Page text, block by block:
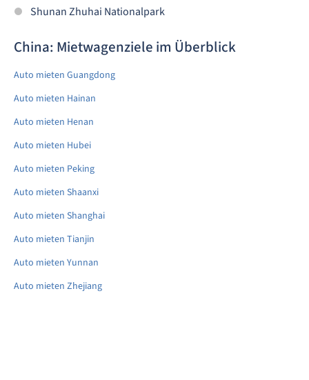
Shunan Zhuhai Nationalpark
China: Mietwagenziele im Überblick
Auto mieten Guangdong
Auto mieten Hainan
Auto mieten Henan
Auto mieten Hubei
Auto mieten Peking
Auto mieten Shaanxi
Auto mieten Shanghai
Auto mieten Tianjin
Auto mieten Yunnan
Auto mieten Zhejiang